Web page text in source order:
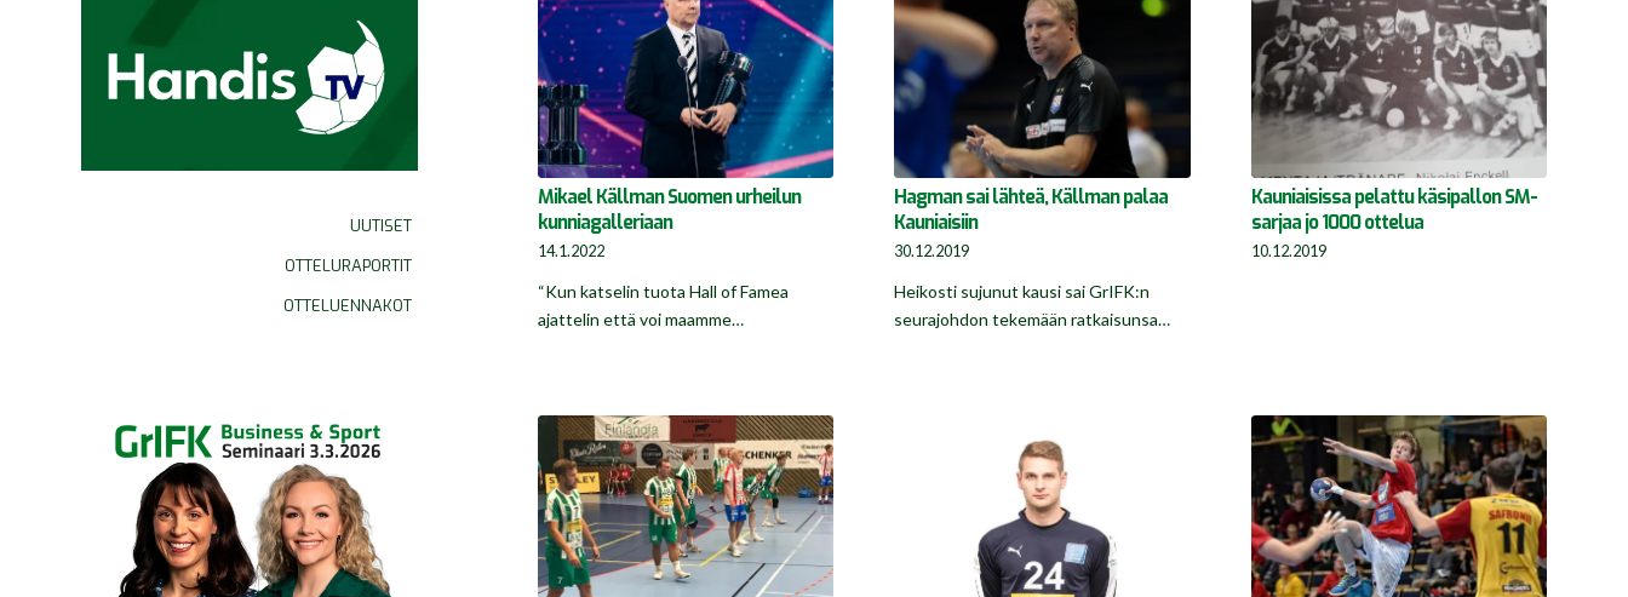
Mikael Källman Suomen urheilun
kunniagalleriaan
14.1.2022
“Kun katselin tuota Hall of Famea
ajattelin että voi maamme…
Hagman sai lähteä, Källman palaa
Kauniaisiin
30.12.2019
Heikosti sujunut kausi sai GrIFK:n
seurajohdon tekemään ratkaisunsa…
Kauniaisissa pelattu käsipallon SM-
sarjaa jo 1000 ottelua
10.12.2019
UUTISET
OTTELURAPORTIT
OTTELUENNAKOT